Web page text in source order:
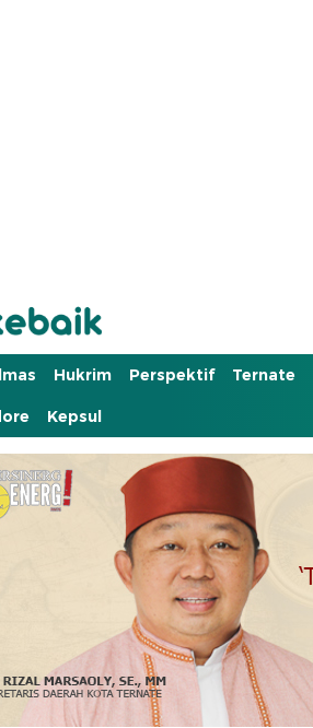
DibacaHukrim Perspektif Ternate
Kepsul